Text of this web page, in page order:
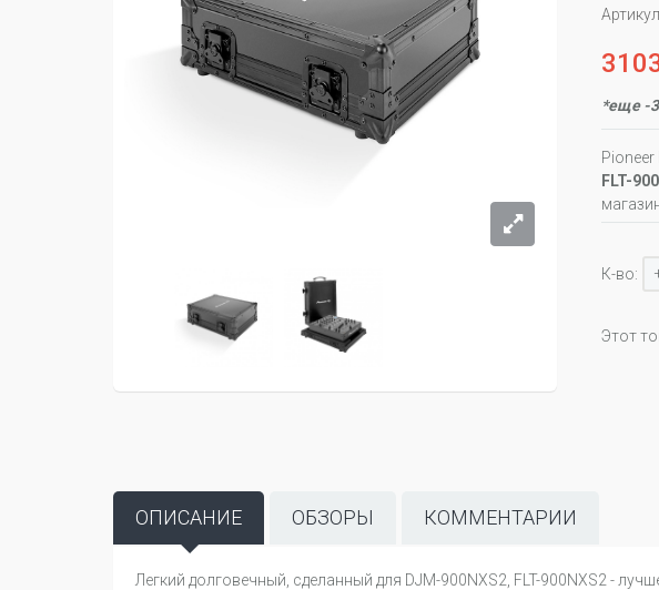
*еще -
Pioneer
FLT-
К-во:
Этот
ОПИСАНИЕ ОБЗОРЫ КОММЕНТАРИИ
Легкий долговечный, сделанный для DJM-900NXS2, FLT-900NXS2 -